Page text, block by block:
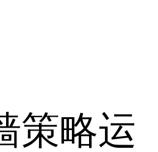
策略运